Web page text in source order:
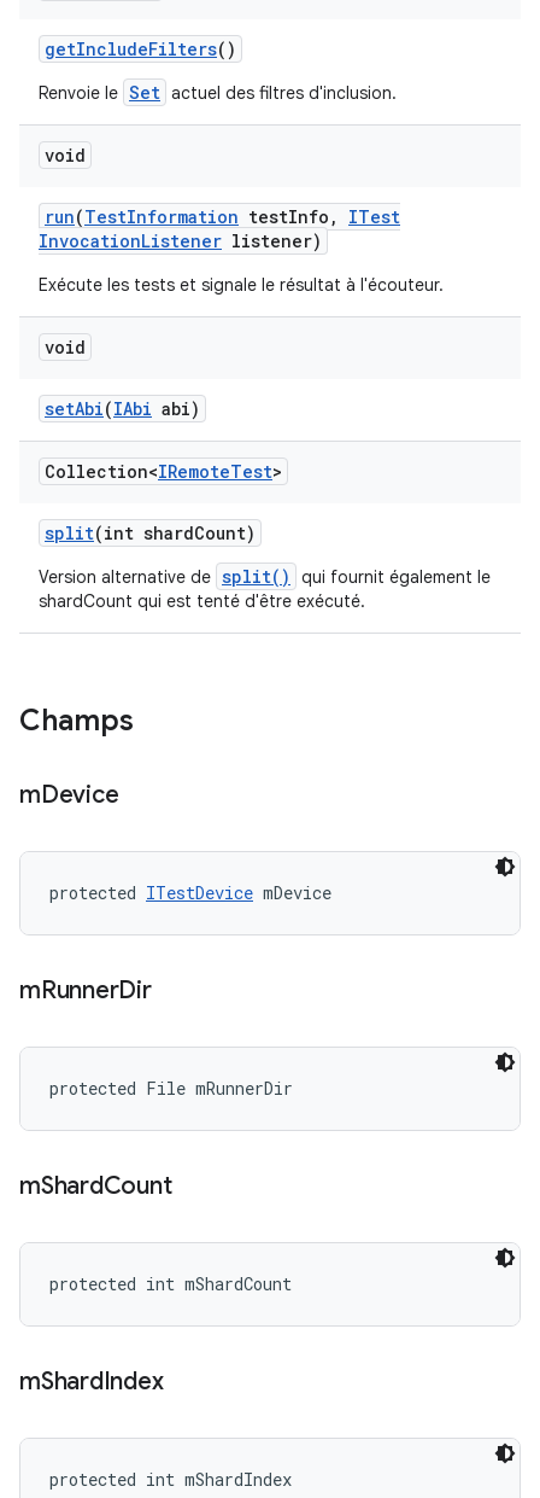
getIncludeFilters()
Renvoie le Set actuel des filtres d'inclusion.
void
run(TestInformation testInfo ,
ITest
InvocationListener listener)
Exécute les tests et signale le résultat à l'écouteur.
void
setAbi(IAbi abi)
Collection<IRemoteTest>
split(int shardCount)
Version alternative de split()
qui fournit également le
shardCount qui est tenté d'être exécuté.
Champs
mDevice
protected ITestDevice mDevice
mRunnerDir
protected File mRunnerDir
mShardCount
protected int mShardCount
mShardIndex
protected int mShardIndex